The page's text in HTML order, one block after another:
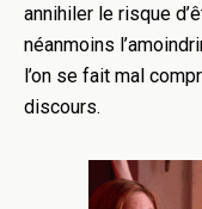
annihiler le risque
néanmoins
l’on se fait mal
discours.